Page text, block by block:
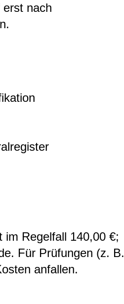
nach
im Regelfall 140,00 €;
Für Prüfungen (z. B.
anfallen.